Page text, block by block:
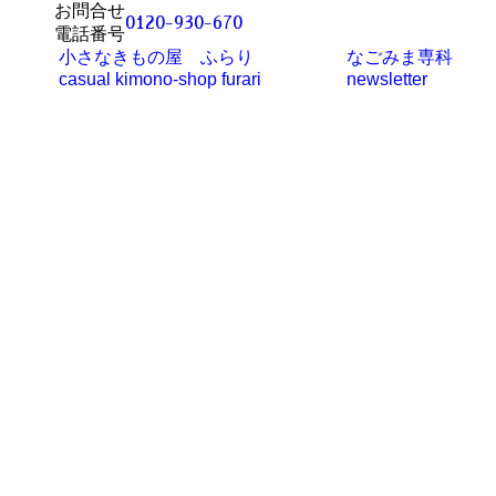
お問合せ
電話番号
0120-930-670
小さなきもの屋 ふらり
casual kimono-shop furari
なごみま専科
newsletter